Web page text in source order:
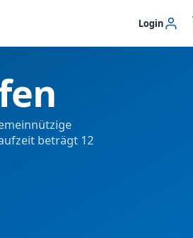
Login
beträgt 12